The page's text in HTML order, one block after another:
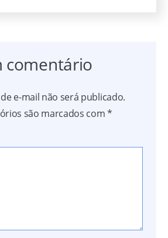
comentário
e-mail não será publicado.
são marcados com*